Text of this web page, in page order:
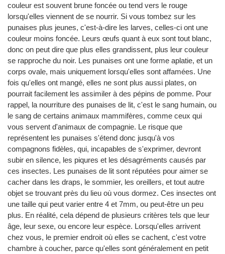
couleur est souvent brune foncée ou tend vers le rouge
lorsqu'elles viennent de se nourrir. Si vous tombez sur les
punaises plus jeunes, c'est-à-dire les larves, celles-ci ont une
couleur moins foncée. Leurs œufs quant à eux sont tout blanc,
donc on peut dire que plus elles grandissent, plus leur couleur
se rapproche du noir. Les punaises ont une forme aplatie, et un
corps ovale, mais uniquement lorsqu'elles sont affamées. Une
fois qu'elles ont mangé, elles ne sont plus aussi plates, on
pourrait facilement les assimiler à des pépins de pomme. Pour
rappel, la nourriture des punaises de lit, c'est le sang humain, ou
le sang de certains animaux mammifères, comme ceux qui
vous servent d'animaux de compagnie. Le risque que
représentent les punaises s'étend donc jusqu'à vos
compagnons fidèles, qui, incapables de s'exprimer, devront
subir en silence, les piqures et les désagréments causés par
ces insectes. Les punaises de lit sont réputées pour aimer se
cacher dans les draps, le sommier, les oreillers, et tout autre
objet se trouvant près du lieu où vous dormez. Ces insectes ont
une taille qui peut varier entre 4 et 7mm, ou peut-être un peu
plus. En réalité, cela dépend de plusieurs critères tels que leur
âge, leur sexe, ou encore leur espèce. Lorsqu'elles arrivent
chez vous, le premier endroit où elles se cachent, c'est votre
chambre à coucher, parce qu'elles sont généralement en petit